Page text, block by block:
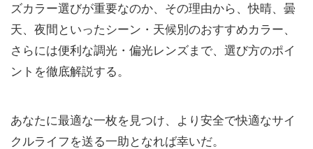
ズカラー選びが重要なのか、その理由から、快晴、曇
天、夜間といったシーン・天候別のおすすめカラー、
さらには便利な調光・偏光レンズまで、選び方のポイ
ントを徹底解説する。
あなたに最適な一枚を見つけ、より安全で快適なサイ
クルライフを送る一助となれば幸いだ。